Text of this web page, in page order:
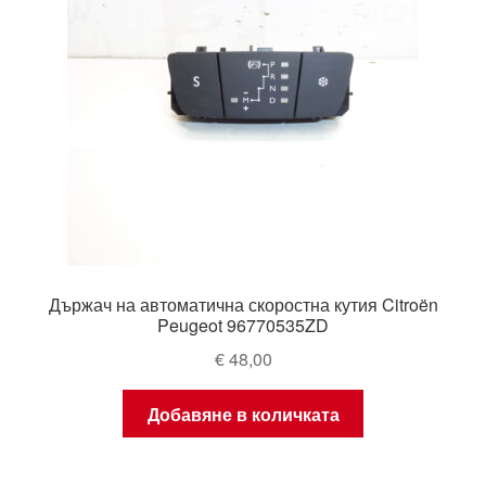
Държач на автоматична скоростна кутия Citroën
Peugeot 96770535ZD
€48,00
Добавяне в количката